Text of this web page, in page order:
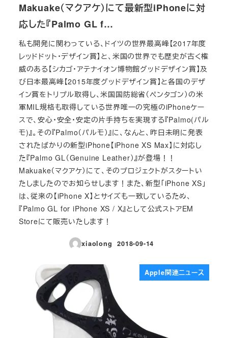
Makuake（マクアケ）にて最新型iPhoneに対
応した『Palmo GL f…
私も開発に関わっている、ドイツの世界最高峰【2017年度
レッドドット・デザイン賞】と、米国の世界でも歴史が古く権
威のある【シカゴ・アテナイオン博物館グッドデザイン賞】及
び日本最高峰【2015年度グッドデザイン賞】と各国のデザ
イン賞をトリプル取得し、米国国防総省（ペンタゴン）の米
軍MIL規格も取得している世界唯一の究極のiPhoneケー
スで、安心・安全・安定の片手持ちを実現する『Palmo(パル
モ)』。その『Palmo（パルモ）』に、なんと、昨日未明に発表
されたばかりの新型iPhone【iPhone XS Max】に対応し
た『Palmo GL（Genuine Leather）』が登場！！
Makuake（マクアケ）にて、そのプロジェクトがスタートい
たしましたのでお知らせします！また、新型「iPhone XS」
は、従来の【iPhone X】とサイズも一致しているため、
『Palmo GL for iPhone XS / X』として公式ストアEM
Storeにて販売いたします！
xiaolong
投稿日
2018-09-14
Apple関連ニュース